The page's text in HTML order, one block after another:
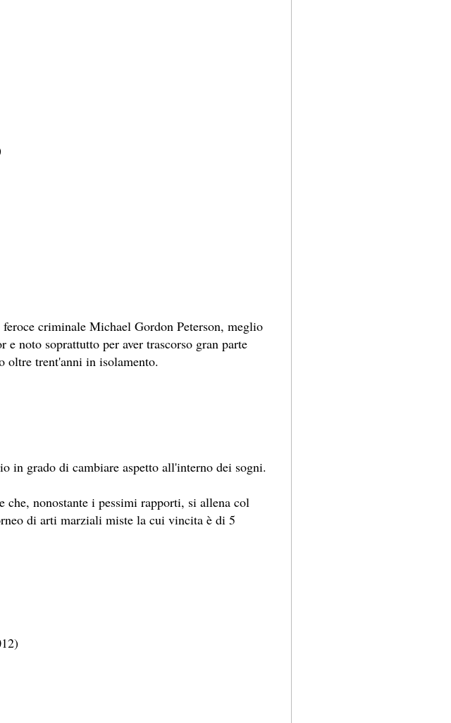
criminale Michael Gordon Peterson, meglio
e noto soprattutto per aver trascorso gran parte
oltre trent'anni in isolamento.
in grado di cambiare aspetto all'interno dei sogni.
che, nonostante i pessimi rapporti, si allena col
di arti marziali miste la cui vincita è di 5